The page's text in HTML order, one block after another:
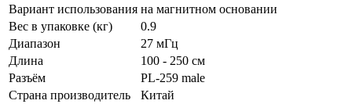
Вариант использования на магнитном основании
Вес в упаковке (кг)
0.9
Диапазон
27 мГц
Длина
100 - 250 см
Разъём
PL-259 male
Страна производитель
Китай